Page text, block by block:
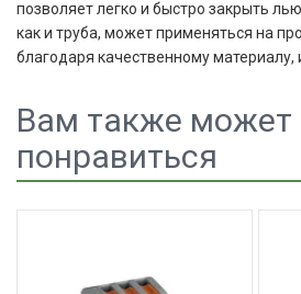
позволяет легко и быстро закрыть
как и труба, может применяться на
благодаря качественному материалу,
Вам также может
понравиться